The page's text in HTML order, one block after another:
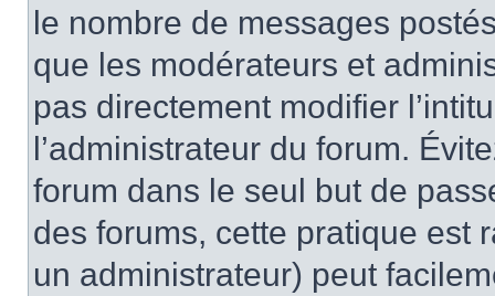
le nombre de messages
que les modérateurs et
pas directement modifier
l’administrateur du forum.
forum dans le seul but de
des forums, cette pratique est
un administrateur) peut